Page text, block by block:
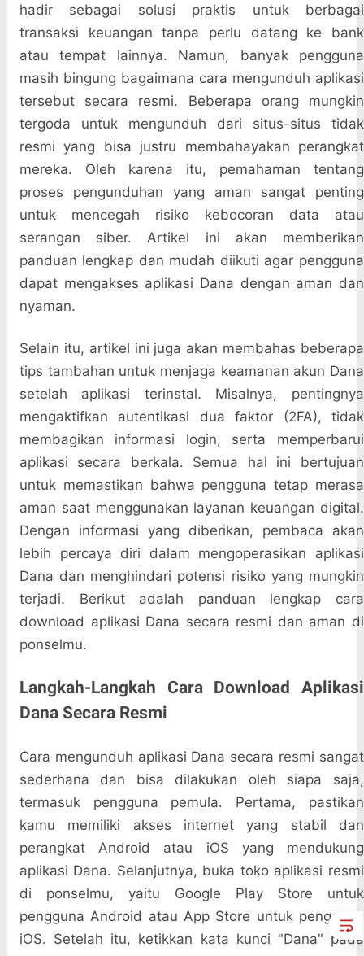
hadir sebagai solusi praktis untuk berbagai
transaksi keuangan tanpa perlu datang ke bank
atau tempat lainnya. Namun, banyak pengguna
masih bingung bagaimana cara mengunduh aplikasi
tersebut secara resmi. Beberapa orang mungkin
tergoda untuk mengunduh dari situs-situs tidak
resmi yang bisa justru membahayakan perangkat
mereka. Oleh karena itu, pemahaman tentang
proses pengunduhan yang aman sangat penting
untuk mencegah risiko kebocoran data atau
serangan siber. Artikel ini akan memberikan
panduan lengkap dan mudah diikuti agar pengguna
dapat mengakses aplikasi Dana dengan aman dan
nyaman.
Selain itu, artikel ini juga akan membahas beberapa
tips tambahan untuk menjaga keamanan akun Dana
setelah aplikasi terinstal. Misalnya, pentingnya
mengaktifkan autentikasi dua faktor (2FA), tidak
membagikan informasi login, serta memperbarui
aplikasi secara berkala. Semua hal ini bertujuan
untuk memastikan bahwa pengguna tetap merasa
aman saat menggunakan layanan keuangan digital.
Dengan informasi yang diberikan, pembaca akan
lebih percaya diri dalam mengoperasikan aplikasi
Dana dan menghindari potensi risiko yang mungkin
terjadi. Berikut adalah panduan lengkap cara
download aplikasi Dana secara resmi dan aman di
ponselmu.
Langkah-Langkah Cara Download Aplikasi
Dana Secara Resmi
Cara mengunduh aplikasi Dana secara resmi sangat
sederhana dan bisa dilakukan oleh siapa saja,
termasuk pengguna pemula. Pertama, pastikan
kamu memiliki akses internet yang stabil dan
perangkat Android atau iOS yang mendukung
aplikasi Dana. Selanjutnya, buka toko aplikasi resmi
di ponselmu, yaitu Google Play Store untuk
pengguna Android atau App Store untuk pengguna
iOS. Setelah itu, ketikkan kata kunci "Dana" pada